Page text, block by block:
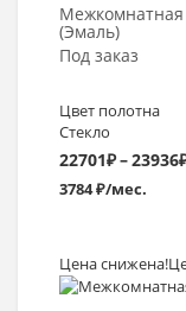
Межкомнатная
(Эмаль)
Под заказ
Цвет полотна
Стекло
22701₽–23936
3784 ₽/мес.
Цена снижена!